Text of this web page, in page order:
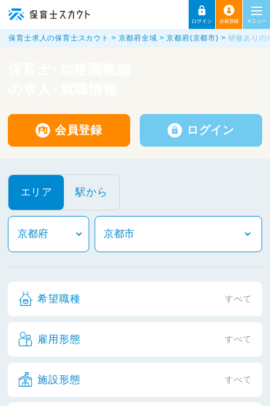
保育士求人の保育士スカウト 京都府全域 京都府(京都市) 研修ありの
会員登録 ログイン
エリア 駅から
希望職種 すべて
雇用形態 すべて
施設形態 すべて